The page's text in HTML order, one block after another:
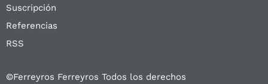
Suscripción
Referencias
RSS
©Ferreyros Ferreyros Todos los derechos